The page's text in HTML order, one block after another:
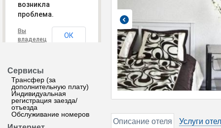
возникла
проблема.
Вы
владелец
ОК
Сервисы
Трансфер (за
дополнительную плату)
Индивидуальная
регистрация заезда/
отъезда
Обслуживание номеров
Описание отеля Услуги